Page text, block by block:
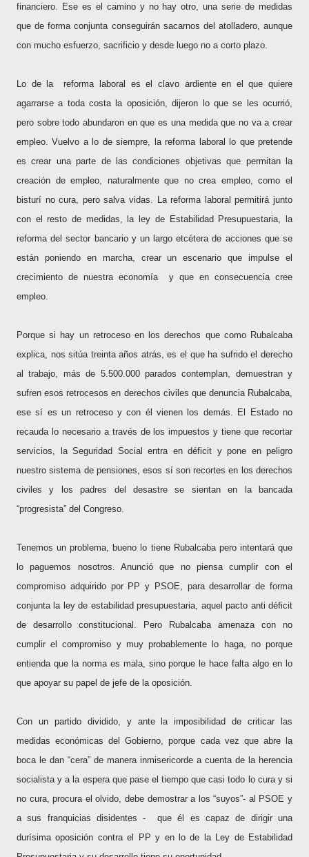
financiero. Ese es el camino y no hay otro, una serie de medidas
que de forma conjunta conseguirán sacarnos del atolladero, aunque
con mucho esfuerzo, sacrificio y desde luego no a corto plazo.
Lo de la
reforma laboral es el clavo ardiente en el que quiere
agarrarse a toda costa la oposición, dijeron lo que se les ocurrió,
pero sobre todo abundaron en que es una medida que no va a crear
empleo. Vuelvo a lo de siempre, la reforma laboral lo que pretende
es crear una parte de las condiciones objetivas que permitan la
creación de empleo, naturalmente que no crea empleo, como el
bisturí no cura, pero salva vidas. La reforma laboral permitirá junto
con el resto de medidas, la ley de Estabilidad Presupuestaria, la
reforma del sector bancario y un largo etcétera de acciones que se
están poniendo en marcha, crear un escenario que impulse el
crecimiento de nuestra economía
y que en consecuencia cree
empleo.
Porque si hay un retroceso en los derechos que como Rubalcaba
explica, nos sitúa treinta años atrás, es el que ha sufrido el derecho
al trabajo, más de 5.500.000 parados contemplan, demuestran y
sufren esos retrocesos en derechos civiles que denuncia Rubalcaba,
ese sí es un retroceso y con él vienen los demás. El Estado no
recauda lo necesario a través de los impuestos y tiene que recortar
servicios, la Seguridad Social entra en déficit y pone en peligro
nuestro sistema de pensiones, esos sí son recortes en los derechos
civiles y los padres del desastre se sientan en la bancada
“progresista” del Congreso.
Tenemos un problema, bueno lo tiene Rubalcaba pero intentará que
lo paguemos nosotros. Anunció que no piensa cumplir con el
compromiso adquirido por PP y PSOE, para desarrollar de forma
conjunta la ley de estabilidad presupuestaria, aquel pacto anti déficit
de desarrollo constitucional. Pero Rubalcaba amenaza con no
cumplir el compromiso y muy probablemente lo haga, no porque
entienda que la norma es mala, sino porque le hace falta algo en lo
que apoyar su papel de jefe de la oposición.
Con un partido dividido, y ante la imposibilidad de criticar las
medidas económicas del Gobierno, porque cada vez que abre la
boca le dan “cera” de manera inmisericorde a cuenta de la herencia
socialista y a la espera que pase el tiempo que casi todo lo cura y si
no cura, procura el olvido, debe demostrar a los “suyos”- al PSOE y
a sus franquicias disidentes -
que él es capaz de dirigir una
durísima oposición contra el PP y en lo de la Ley de Estabilidad